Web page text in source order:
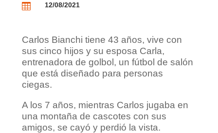
 12/08/2021
Carlos Bianchi tiene 43 años, vive con
sus cinco hijos y su esposa Carla,
entrenadora de golbol, un fútbol de salón
que está diseñado para personas
ciegas.
A los 7 años, mientras Carlos jugaba en
una montaña de cascotes con sus
amigos, se cayó y perdió la vista.